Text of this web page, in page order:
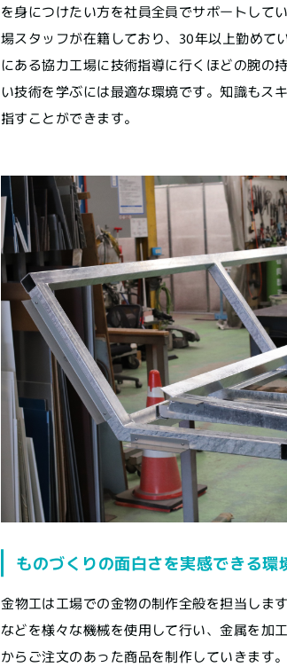
を身につけたい方を社員全員でサポートして
場スタッフが在籍しており、30年以上勤めて
にある協力工場に技術指導に行くほどの腕の
い技術を学ぶには最適な環境です。知識もス
指すことができます。
ものづくりの面白さを実感できる環
金物工は工場での金物の制作全般を担当しま
などを様々な機械を使用して行い、金属を加
からご注文のあった商品を制作していきます